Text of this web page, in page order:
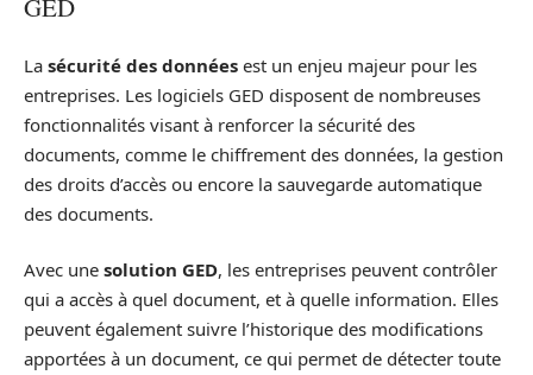
GED
La sécurité des données est un enjeu majeur pour les
entreprises. Les logiciels GED disposent de nombreuses
fonctionnalités visant à renforcer la sécurité des
documents, comme le chiffrement des données, la gestion
des droits d’accès ou encore la sauvegarde automatique
des documents.
Avec une solution GED, les entreprises peuvent contrôler
qui a accès à quel document, et à quelle information. Elles
peuvent également suivre l’historique des modifications
apportées à un document, ce qui permet de détecter toute